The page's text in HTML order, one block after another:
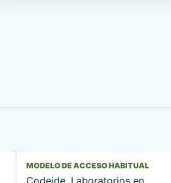
MODELO DE ACCESO HABITUAL